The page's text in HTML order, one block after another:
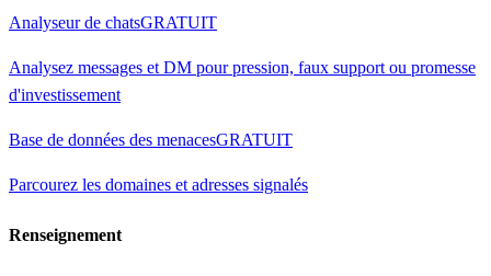
Analyseur de chatsGRATUIT
Analysez messages et DM pour pression, faux support ou promesse
d'investissement
Base de données des menacesGRATUIT
Parcourez les domaines et adresses signalés
Renseignement